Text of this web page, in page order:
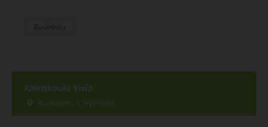
Koirakoulu Visio
Ruskakatu 3, Hyvinkää